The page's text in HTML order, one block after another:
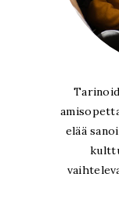
elää